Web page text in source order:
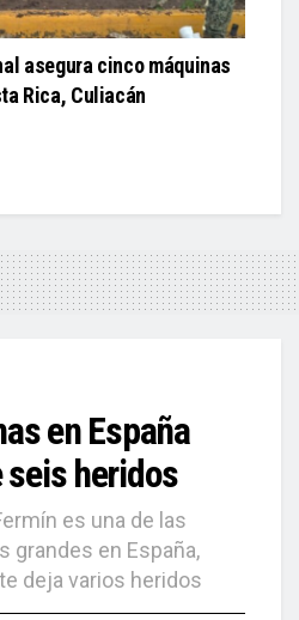
asegura cinco máquinas
Rica, Culiacán
en España
seis heridos
es una de las
grandes en España,
deja varios heridos